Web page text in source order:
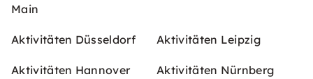
Main
Aktivitäten Düsseldorf Aktivitäten Leipzig
Aktivitäten Hannover Aktivitäten Nürnberg